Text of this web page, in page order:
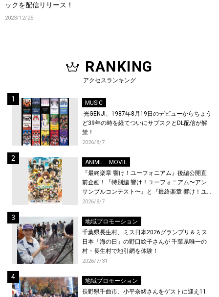
ックを配信リリース！
2023/12/25
RANKING
アクセスランキング
MUSIC
光GENJI、1987年8月19日のデビューからちょう
ど39年の時を経てついにサブスクとDL配信が解
禁！
2026/8/7
ANIME
MOVIE
『最終楽章 響け！ユーフォニアム』後編公開直
前企画！『特別編 響け！ユーフォニアム〜アン
サンブルコンテスト〜』と『最終楽章 響け！ユ
ーフォニアム』前編の一挙上映が決定！
2026/8/7
地域プロモーション
千葉県長生村、ミス日本2026グランプリ＆ミス
日本「海の日」の野口絵子さんが 千葉県唯一の
村・長生村で地引網を体験！
2026/7/31
地域プロモーション
長野県千曲市、小平奈緒さんをゲストに迎え11